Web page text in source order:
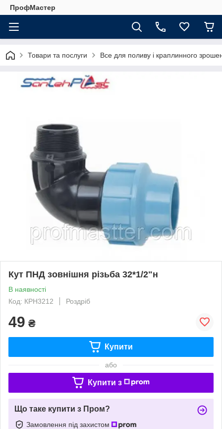
ПрофМастер
Товари та послуги Все для поливу і краплинного
Кут ПНД зовнішня різьба 32*1/2"н
В наявності
Код: КРН3212
Роздріб
49 ₴
Купити
або
Купити з
Що таке купити з Пром?
Замовлення під захистом